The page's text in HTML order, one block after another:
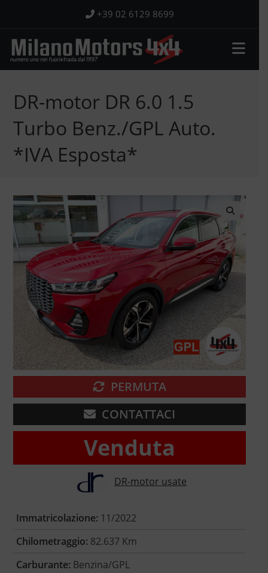
contenuto
+39 02 6129 8699
DR-motor DR 6.0 1.5
Turbo Benz./GPL Auto.
*IVA Esposta*
🔍
PERMUTA
CONTATTACI
Venduta
DR-motor usate
Immatricolazione: 11/2022
Chilometraggio: 82.637 Km
Carburante: Benzina/GPL